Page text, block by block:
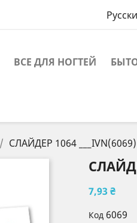
ВСЕ ДЛЯ НОГТЕЙ
СЛАЙДЕР 1064 ___IVN(6069)
7,93 ₴
Код 6069